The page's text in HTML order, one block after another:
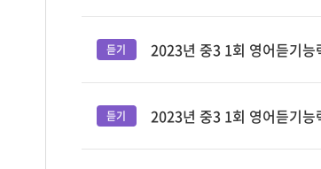
2023년 중3 1회 영어듣기능
2023년 중3 1회 영어듣기